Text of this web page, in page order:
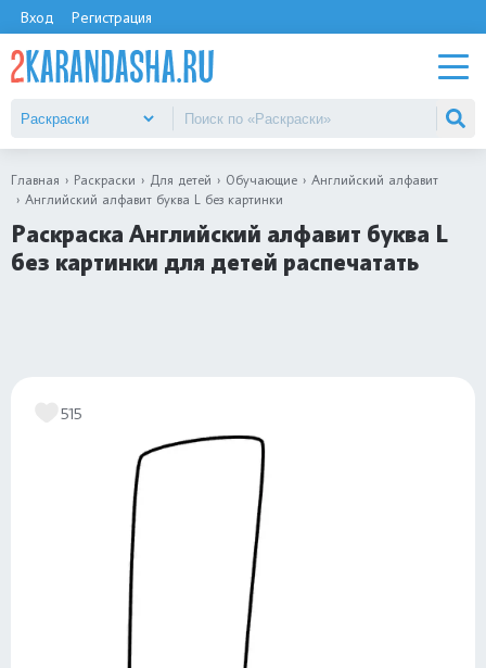
Вход Регистрация
Главная Раскраски Для детей Обучающие
Английский алфавит
Английский алфавит буква L без картинки
Раскраска Английский алфавит буква L
без картинки для детей распечатать
515